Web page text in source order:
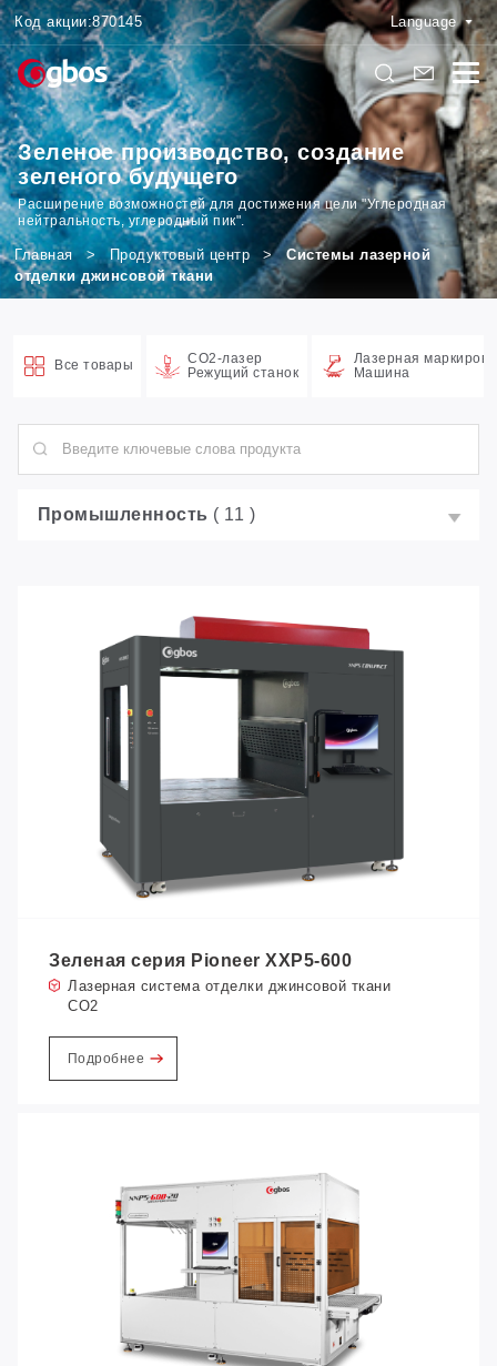
Код акции:870145 Language
Зеленое производство, создание
зеленого будущего
Расширение возможностей для достижения цели "Углеродная
нейтральность, углеродный пик".
Главная > Продуктовый центр > Системы лазерной
отделки джинсовой ткани
Все товары
CO2-лазер
Режущий станок
Лазерная
Машина
Зеленая серия Pioneer XXP5-600
Лазерная система отделки джинсовой ткани
CO2
Подробнее
Промышленность ( 11 )